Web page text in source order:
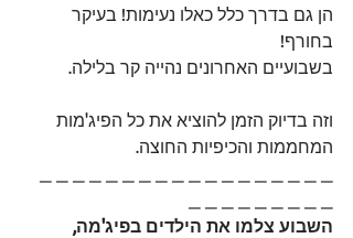
הן גם בדרך כלל כאלו נעימות! בעיקר
בחורף!
בשבועיים האחרונים נהייה קר בלילה.
וזה בדיוק הזמן להוציא את כל הפיג'מות
המחממות והכיפיות החוצה.
השבוע צלמו את הילדים בפיג'מה,